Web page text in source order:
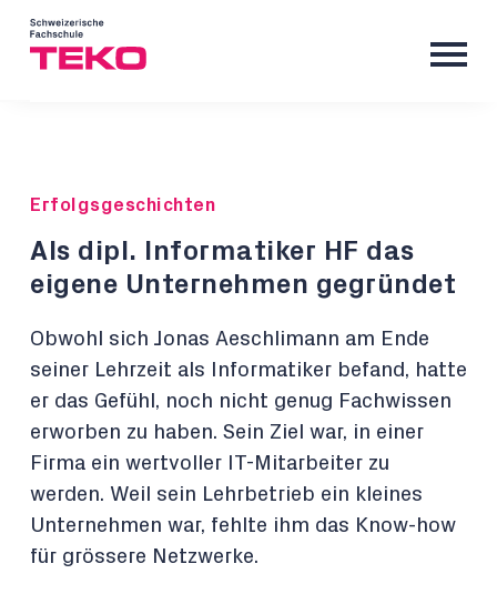
Erfolgsgeschichten
Als dipl. Informatiker HF das
eigene Unternehmen gegründet
Obwohl sich Jonas Aeschlimann am Ende
seiner Lehrzeit als Informatiker befand, hatte
er das Gefühl, noch nicht genug Fachwissen
erworben zu haben. Sein Ziel war, in einer
Firma ein wertvoller IT-Mitarbeiter zu
werden. Weil sein Lehrbetrieb ein kleines
Unternehmen war, fehlte ihm das Know-how
für grössere Netzwerke.